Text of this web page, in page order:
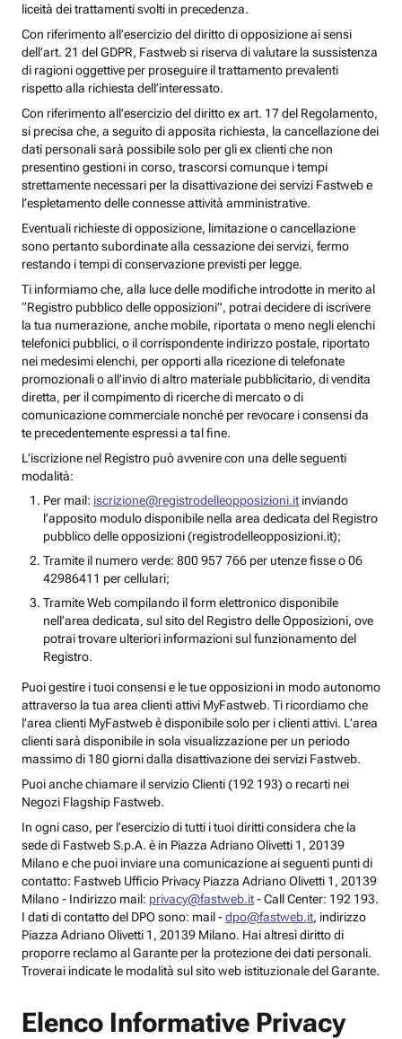
liceità dei trattamenti svolti in precedenza.
Con riferimento all’esercizio del diritto di opposizione ai sensi
dell’art. 21 del GDPR, Fastweb si riserva di valutare la sussistenza
di ragioni oggettive per proseguire il trattamento prevalenti
rispetto alla richiesta dell’interessato.
Con riferimento all’esercizio del diritto ex art. 17 del Regolamento,
si precisa che, a seguito di apposita richiesta, la cancellazione dei
dati personali sarà possibile solo per gli ex clienti che non
presentino gestioni in corso, trascorsi comunque i tempi
strettamente necessari per la disattivazione dei servizi Fastweb e
l’espletamento delle connesse attività amministrative.
Eventuali richieste di opposizione, limitazione o cancellazione
sono pertanto subordinate alla cessazione dei servizi, fermo
restando i tempi di conservazione previsti per legge.
Ti informiamo che, alla luce delle modifiche introdotte in merito al
“Registro pubblico delle opposizioni”, potrai decidere di iscrivere
la tua numerazione, anche mobile, riportata o meno negli elenchi
telefonici pubblici, o il corrispondente indirizzo postale, riportato
nei medesimi elenchi, per opporti alla ricezione di telefonate
promozionali o all’invio di altro materiale pubblicitario, di vendita
diretta, per il compimento di ricerche di mercato o di
comunicazione commerciale nonché per revocare i consensi da
te precedentemente espressi a tal fine.
L’iscrizione nel Registro può avvenire con una delle seguenti
modalità:
Per mail: iscrizione@registrodelleopposizioni.it inviando
l’apposito modulo disponibile nella area dedicata del Registro
pubblico delle opposizioni (registrodelleopposizioni.it);
Tramite il numero verde: 800 957 766 per utenze fisse o 06
42986411 per cellulari;
Tramite Web compilando il form elettronico disponibile
nell’area dedicata, sul sito del Registro delle Opposizioni, ove
potrai trovare ulteriori informazioni sul funzionamento del
Registro.
Puoi gestire i tuoi consensi e le tue opposizioni in modo autonomo
attraverso la tua area clienti attivi MyFastweb. Ti ricordiamo che
l’area clienti MyFastweb è disponibile solo per i clienti attivi. L’area
clienti sarà disponibile in sola visualizzazione per un periodo
massimo di 180 giorni dalla disattivazione dei servizi Fastweb.
Puoi anche chiamare il servizio Clienti (192 193) o recarti nei
Negozi Flagship Fastweb.
In ogni caso, per l’esercizio di tutti i tuoi diritti considera che la
sede di Fastweb S.p.A. è in Piazza Adriano Olivetti 1, 20139
Milano e che puoi inviare una comunicazione ai seguenti punti di
contatto: Fastweb Ufficio Privacy Piazza Adriano Olivetti 1, 20139
Milano - Indirizzo mail: privacy@fastweb.it- Call Center: 192 193.
I dati di contatto del DPO sono: mail -dpo@fastweb.it, indirizzo
Piazza Adriano Olivetti 1, 20139 Milano. Hai altresì diritto di
proporre reclamo al Garante per la protezione dei dati personali.
Troverai indicate le modalità sul sito web istituzionale del Garante.
Elenco Informative Privacy